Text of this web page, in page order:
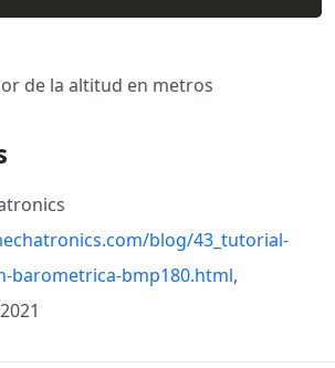
de la altitud en metros
blog/43_tutorial-
barometrica-bmp180.html,